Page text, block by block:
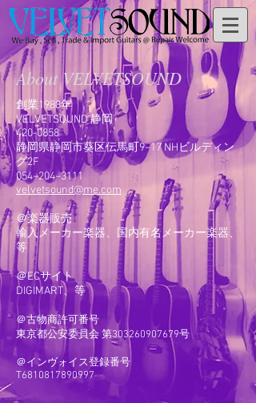
About VELVETSOUND
創業1988年
VELVETSOUND 静岡
420-0858
静岡県静岡市葵区伝馬町9−17 NHビルディン
グ2F
054−204−3111
velvetsound@me.com
＠楽器販売
輸入メーカー楽器、国内有名メーカー楽器、
等
＠ECサイト
DIGIMART、等
＠古物商許可番号
​東京都公安委員会 第303260907679号
＠インヴォイス登録番号
T6810817890997